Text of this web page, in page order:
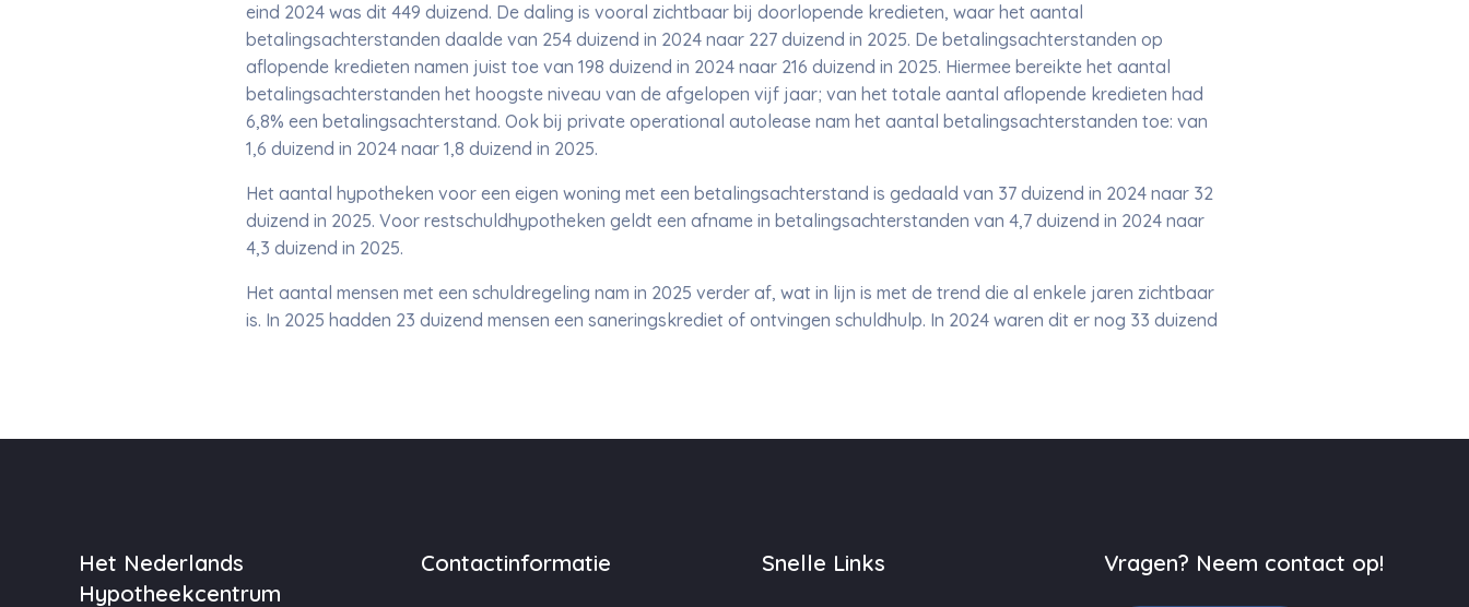
eind 2024 was dit 449 duizend. De daling is vooral zichtbaar bij doorlopende kredieten, waar het aantal
betalingsachterstanden daalde van 254 duizend in 2024 naar 227 duizend in 2025. De betalingsachterstanden op
aflopende kredieten namen juist toe van 198 duizend in 2024 naar 216 duizend in 2025. Hiermee bereikte het aantal
betalingsachterstanden het hoogste niveau van de afgelopen vijf jaar; van het totale aantal aflopende kredieten had
6,8% een betalingsachterstand. Ook bij private operational autolease nam het aantal betalingsachterstanden toe: van
1,6 duizend in 2024 naar 1,8 duizend in 2025.
Het aantal hypotheken voor een eigen woning met een betalingsachterstand is gedaald van 37 duizend in 2024 naar 32
duizend in 2025. Voor restschuldhypotheken geldt een afname in betalingsachterstanden van 4,7 duizend in 2024 naar
4,3 duizend in 2025.
Het aantal mensen met een schuldregeling nam in 2025 verder af, wat in lijn is met de trend die al enkele jaren zichtbaar
is. In 2025 hadden 23 duizend mensen een saneringskrediet of ontvingen schuldhulp. In 2024 waren dit er nog 33 duizend
Het Nederlands
Hypotheekcentrum
Contactinformatie Snelle Links Vragen? Neem contact op!